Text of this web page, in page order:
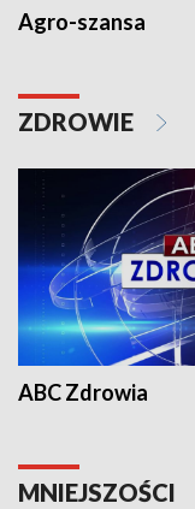
Agro-szansa
ZDROWIE
ABC Zdrowia
MNIEJSZOŚCI